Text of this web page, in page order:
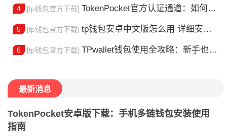
4 [tp钱包官方下载] TokenPocket官方认证通道：如何找到真正的官方渠道
5 [tp钱包官方下载] tp钱包安卓中文版怎么用 详细安装教程
6 [tp钱包官方下载] TPwallet钱包使用全攻略：新手也能快速上手掌握
最新消息
TokenPocket安卓版下载：手机多链钱包安装使用
指南